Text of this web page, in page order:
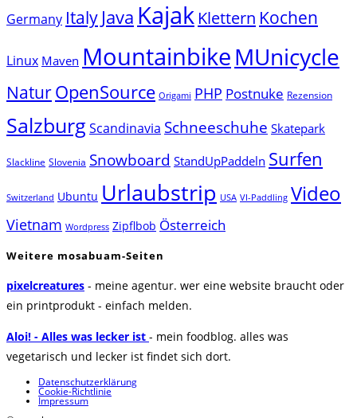
Germany Italy Java Kajak Klettern Kochen
Linux Maven MountainbikeMUnicycle
NaturOpenSource Origami PHP Postnuke Rezension
SalzburgScandinavia Schneeschuhe Skatepark
Slackline Slovenia Snowboard StandUpPaddeln Surfen
Switzerland Ubuntu Urlaubstrip USA VI-Paddling Video
Vietnam Wordpress Zipflbob Österreich
Weitere mosabuam-Seiten
pixelcreatures - meine agentur. wer eine website braucht oder
ein printprodukt - einfach melden.
Aloi! - Alles was lecker ist - mein foodblog. alles was
vegetarisch und lecker ist findet sich dort.
Datenschutzerklärung
Cookie-Richtlinie
Impressum